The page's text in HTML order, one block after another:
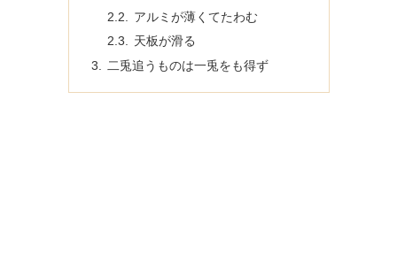
アルミが薄くてたわむ
天板が滑る
二兎追うものは一兎をも得ず